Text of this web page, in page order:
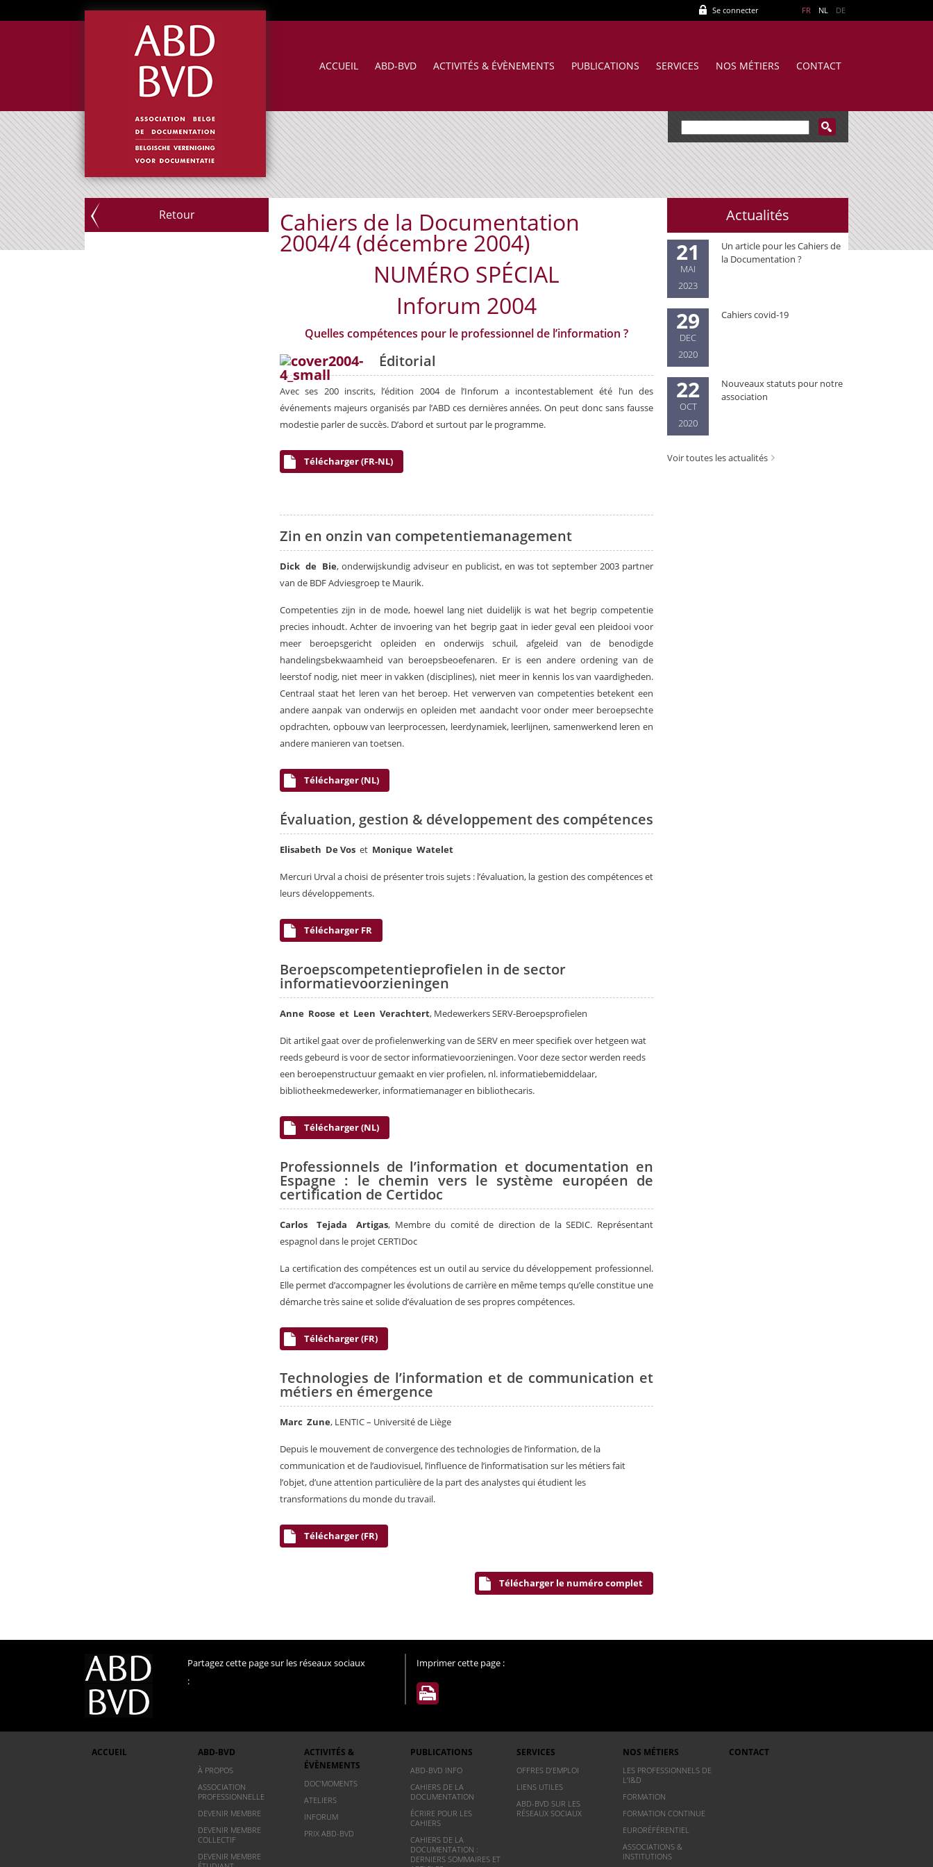
Se connecter FR NL DE
ACCUEIL ABD-BVD ACTIVITÉS & ÉVÈNEMENTS PUBLICATIONS SERVICES NOS MÉTIERS CONTACT
Retour Cahiers de la Documentation
2004/4 (décembre 2004)
NUMÉRO SPÉCIAL
Inforum 2004
Quelles compétences pour le professionnel de l’information ?
Éditorial
Avec ses 200 inscrits, l’édition 2004 de l’Inforum a incontestablement été l’un des
événements majeurs organisés par l’ABD ces dernières années. On peut donc sans fausse
modestie parler de succès. D’abord et surtout par le programme.
Télécharger (FR-NL)
Zin en onzin van competentiemanagement
Dick de Bie, onderwijskundig adviseur en publicist, en was tot september 2003 partner
van de BDF Adviesgroep te Maurik.
Competenties zijn in de mode, hoewel lang niet duidelijk is wat het begrip competentie
precies inhoudt. Achter de invoering van het begrip gaat in ieder geval een pleidooi voor
meer beroepsgericht opleiden en onderwijs schuil, afgeleid van de benodigde
handelingsbekwaamheid van beroepsbeoefenaren. Er is een andere ordening van de
leerstof nodig, niet meer in vakken (disciplines), niet meer in kennis los van vaardigheden.
Centraal staat het leren van het beroep. Het verwerven van competenties betekent een
andere aanpak van onderwijs en opleiden met aandacht voor onder meer beroepsechte
opdrachten, opbouw van leerprocessen, leerdynamiek, leerlijnen, samenwerkend leren en
andere manieren van toetsen.
Télécharger (NL)
Évaluation, gestion & développement des compétences
Elisabeth De Vos et Monique Watelet
Mercuri Urval a choisi de présenter trois sujets : l’évaluation, la gestion des compétences et
leurs développements.
Télécharger FR
Beroepscompetentieprofielen in de sector
informatievoorzieningen
Anne Roose et Leen Verachtert, Medewerkers SERV-Beroepsprofielen
Dit artikel gaat over de profielenwerking van de SERV en meer specifiek over hetgeen wat
reeds gebeurd is voor de sector informatievoorzieningen. Voor deze sector werden reeds
een beroepenstructuur gemaakt en vier profielen, nl. informatiebemiddelaar,
bibliotheekmedewerker, informatiemanager en bibliothecaris.
Télécharger (NL)
Professionnels de l’information et documentation en
Espagne : le chemin vers le système européen de
certification de Certidoc
Carlos Tejada Artigas, Membre du comité de direction de la SEDIC. Représentant
espagnol dans le projet CERTIDoc
La certification des compétences est un outil au service du développement professionnel.
Elle permet d’accompagner les évolutions de carrière en même temps qu’elle constitue une
démarche très saine et solide d’évaluation de ses propres compétences.
Télécharger (FR)
Technologies de l’information et de communication et
métiers en émergence
Marc Zune, LENTIC – Université de Liège
Depuis le mouvement de convergence des technologies de l’information, de la
communication et de l’audiovisuel, l’influence de l’informatisation sur les métiers fait
l’objet, d’une attention particulière de la part des analystes qui étudient les
transformations du monde du travail.
Télécharger (FR)
Télécharger le numéro complet
Actualités
21
MAI
2023
Un article pour les Cahiers de
la Documentation ?
29
DEC
2020
Cahiers covid-19
22
OCT
2020
Nouveaux statuts pour notre
association
Voir toutes les actualités
Partagez cette page sur les réseaux sociaux
:
Imprimer cette page :
ACCUEIL ABD-BVD
À PROPOS
ASSOCIATION
PROFESSIONNELLE
DEVENIR MEMBRE
DEVENIR MEMBRE
COLLECTIF
DEVENIR MEMBRE
ACTIVITÉS &
ÉVÈNEMENTS
DOC’MOMENTS
ATELIERS
INFORUM
PRIX ABD-BVD
PUBLICATIONS
ABD-BVD INFO
CAHIERS DE LA
DOCUMENTATION
ÉCRIRE POUR LES
CAHIERS
CAHIERS DE LA
DOCUMENTATION :
DERNIERS SOMMAIRES ET
SERVICES
OFFRES D’EMPLOI
LIENS UTILES
ABD-BVD SUR LES
RÉSEAUX SOCIAUX
NOS MÉTIERS
LES PROFESSIONNELS DE
L’I&D
FORMATION
FORMATION CONTINUE
EURORÉFÉRENTIEL
ASSOCIATIONS &
INSTITUTIONS
CONTACT